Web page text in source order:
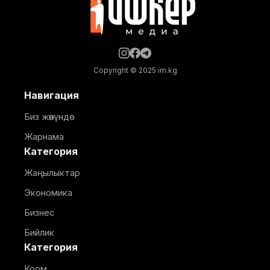
Copyright © 2025 im.kg
Навигация
Биз жөнүндө
Жарнама
Категория
Жаңылыктар
Экономика
Бизнес
Бийлик
Категория